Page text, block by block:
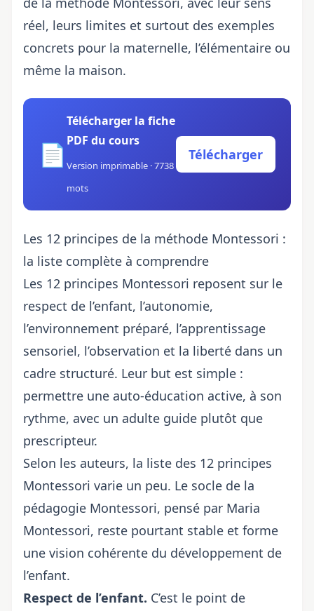
réel, leurs limites et surtout des exemples
concrets pour la maternelle, l’élémentaire ou
même la maison.
📄
Télécharger la fiche
PDF du cours
Version imprimable · 7738
mots
Télécharger
Les 12 principes de la méthode Montessori :
la liste complète à comprendre
Les 12 principes Montessori reposent sur le
respect de l’enfant, l’autonomie,
l’environnement préparé, l’apprentissage
sensoriel, l’observation et la liberté dans un
cadre structuré. Leur but est simple :
permettre une auto-éducation active, à son
rythme, avec un adulte guide plutôt que
prescripteur.
Selon les auteurs, la liste des 12 principes
Montessori varie un peu. Le socle de la
pédagogie Montessori, pensé par Maria
Montessori, reste pourtant stable et forme
une vision cohérente du développement de
l’enfant.
Respect de l’enfant. C’est le point de